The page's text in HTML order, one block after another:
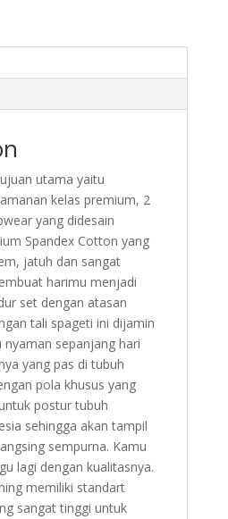
utama yaitu
kelas premium, 2
yang didesain
Spandex Cotton yang
jatuh dan sangat
harimu menjadi
set dengan atasan
tali spageti ini dijamin
sepanjang hari
yang pas di tubuh
pola khusus yang
postur tubuh
sehingga akan tampil
sempurna. Kamu
lagi dengan kualitasnya.
memiliki standart
sangat tinggi untuk